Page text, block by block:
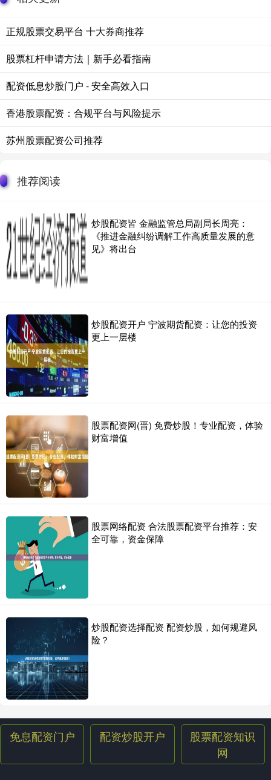
正规股票交易平台 十大券商推荐
股票杠杆申请方法｜新手必看指南
配资低息炒股门户 - 安全高效入口
香港股票配资：合规平台与风险提示
苏州股票配资公司推荐
推荐阅读
炒股配资皆 金融监管总局副局长周亮：
《推进金融纠纷调解工作高质量发展的意
见》将出台
炒股配资开户 宁波期货配资：让您的投资
更上一层楼
股票配资网(晋) 免费炒股！专业配资，体验
财富增值
股票网络配资 合法股票配资平台推荐：安
全可靠，资金保障
炒股配资选择配资 配资炒股，如何规避风
险？
免息配资门户 配资炒股开户
股票配资知识
网